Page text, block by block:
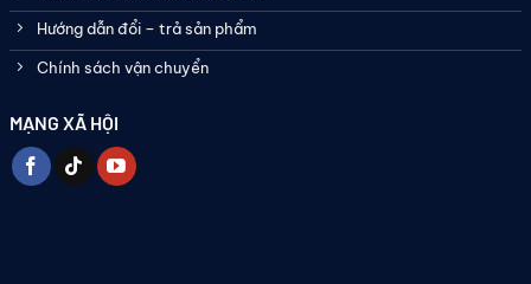
Hướng dẫn đổi – trả sản phẩm
Chính sách vận chuyển
MẠNG XÃ HỘI